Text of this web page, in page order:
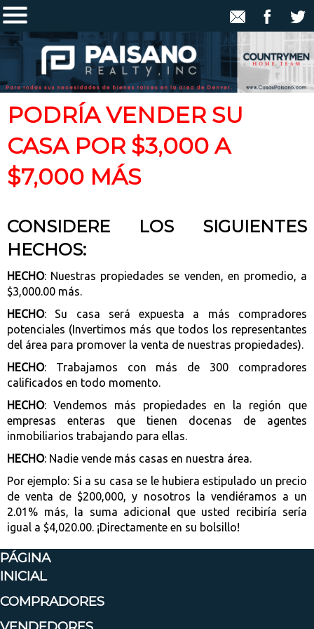
PODRÍA VENDER SU
CASA POR $3,000 A
$7,000 MÁS
CONSIDERE LOS SIGUIENTES
HECHOS:
HECHO: Nuestras propiedades se venden, en promedio, a
$3,000.00 más.
HECHO: Su casa será expuesta a más compradores
potenciales (Invertimos más que todos los representantes
del área para promover la venta de nuestras propiedades).
HECHO: Trabajamos con más de 300 compradores
calificados en todo momento.
HECHO: Vendemos más propiedades en la región que
empresas enteras que tienen docenas de agentes
inmobiliarios trabajando para ellas.
HECHO: Nadie vende más casas en nuestra área.
Por ejemplo: Si a su casa se le hubiera estipulado un precio
de venta de $200,000, y nosotros la vendiéramos a un
2.01% más, la suma adicional que usted recibiría sería
igual a $4,020.00. ¡Directamente en su bolsillo!
PÁGINA
INICIAL
COMPRADORES